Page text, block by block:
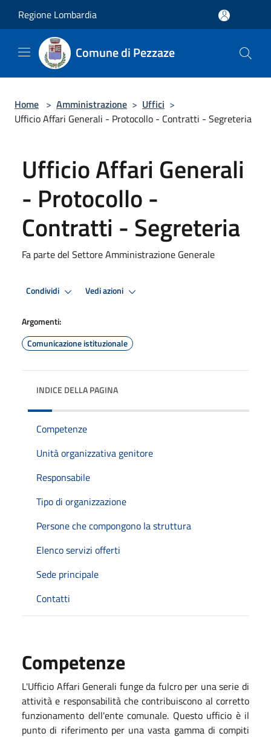
Regione Lombardia
Comune di Pezzaze
Home > Amministrazione > Uffici >
Ufficio Affari Generali - Protocollo - Contratti - Segreteria
Ufficio Affari Generali
- Protocollo -
Contratti - Segreteria
Fa parte del Settore Amministrazione Generale
Condividi Vedi azioni
Argomenti:
Comunicazione istituzionale
INDICE DELLA PAGINA
Competenze
Unità organizzativa genitore
Responsabile
Tipo di organizzazione
Persone che compongono la struttura
Elenco servizi offerti
Sede principale
Contatti
Competenze
L'Ufficio Affari Generali funge da fulcro per una serie di
attività e responsabilità che contribuiscono al corretto
funzionamento dell'ente comunale. Questo ufficio è il
punto di riferimento per una vasta gamma di compiti